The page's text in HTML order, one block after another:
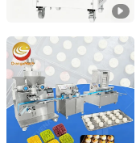
Henan Orange
Henan, China